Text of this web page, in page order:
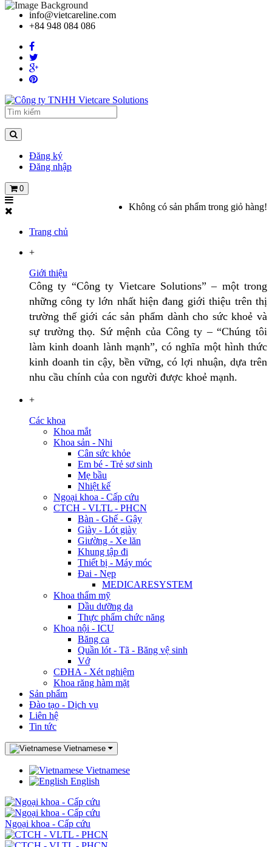
info@vietcareline.com
+84 948 084 086
Đăng ký
Đăng nhập
0
Không có sản phẩm trong giỏ hàng!
Trang chủ
+
Giới thiệu
Công ty “Công ty Vietcare Solutions” – một trong
những công ty lớn nhất hiện đang giới thiệu trên thị
trường thế giới các sản phẩm dành cho sức khoẻ và
sự trường thọ. Sứ mệnh của Công ty – “Chúng tôi
làm kinh doanh lành mạnh”, có nghĩa một hình thức
kinh doanh tin cậy, bền vững, có lợi nhuận, dựa trên
nhu cầu chính của con người được khoẻ mạnh.
+
Các khoa
Khoa mắt
Khoa sản - Nhi
Cân sức khỏe
Em bé - Trẻ sơ sinh
Mẹ bầu
Nhiệt kế
Ngoại khoa - Cấp cứu
CTCH - VLTL - PHCN
Bàn - Ghế - Gậy
Giày - Lót giày
Giường - Xe lăn
Khung tập đi
Thiết bị - Máy móc
Đai - Nẹp
MEDICARESYSTEM
Khoa thẩm mỹ
Dầu dưỡng da
Thực phẩm chức năng
Khoa nội - ICU
Băng ca
Quần lót - Tã - Băng vệ sinh
Vớ
CĐHA - Xét nghiệm
Khoa răng hàm mặt
Sản phẩm
Đào tạo - Dịch vụ
Liên hệ
Tin tức
Vietnamese
Vietnamese
English
Ngoại khoa - Cấp cứu